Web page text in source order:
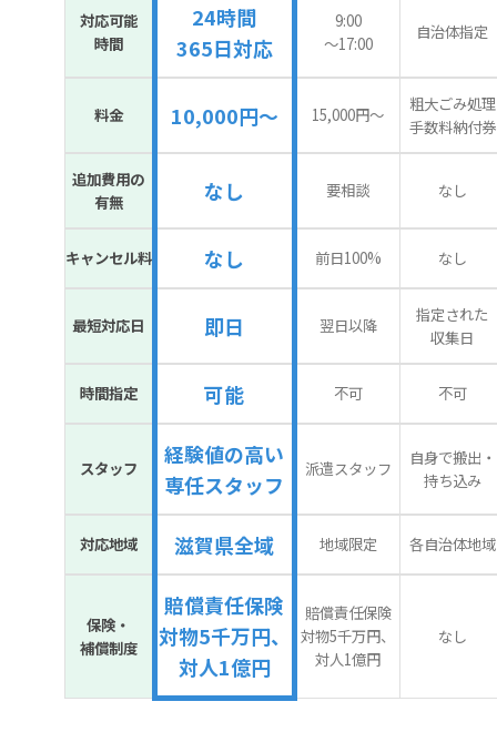
対応可能
時間
24時間
365日対応
9:00
〜17:00
自治体指定
料金 10,000円～ 15,000円〜
粗大ごみ処理
手数料納付券
追加費用の
有無
なし 要相談 なし
キャンセル料 なし 前日100% なし
最短対応日 即日 翌日以降
指定された
収集日
時間指定 可能 不可 不可
スタッフ
経験値の高い
専任スタッフ
派遣スタッフ
自身で搬出・
持ち込み
対応地域 滋賀県全域 地域限定 各自治体地域
保険・
補償制度
賠償責任保険
対物5千万円、
対人1億円
賠償責任保険
対物5千万円、
対人1億円
なし